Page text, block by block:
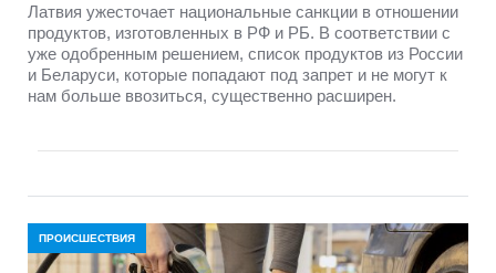
Латвия ужесточает национальные санкции в отношении
продуктов, изготовленных в РФ и РБ. В соответствии с
уже одобренным решением, список продуктов из России
и Беларуси, которые попадают под запрет и не могут к
нам больше ввозиться, существенно расширен.
ПРОИСШЕСТВИЯ